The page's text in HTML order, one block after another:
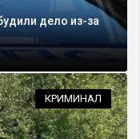
дело из-за
КРИМИНАЛ